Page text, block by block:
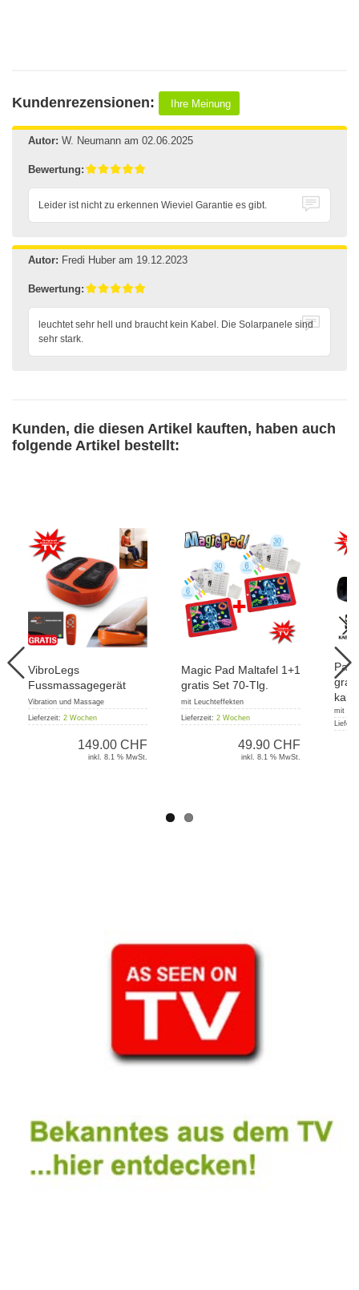
Kundenrezensionen: Ihre Meinung
Autor: W. Neumann am 02.06.2025
Bewertung:
Leider ist nicht zu erkennen Wieviel Garantie es gibt.
Autor: Fredi Huber am 19.12.2023
Bewertung:
leuchtet sehr hell und braucht kein Kabel. Die Solarpanele sind
sehr stark.
Kunden, die diesen Artikel kauften, haben auch
folgende Artikel bestellt:
VibroLegs
Fussmassagegerät
Vibration und Massage
Lieferzeit: 2 Wochen
149.00 CHF
inkl. 8.1 % MwSt.
Magic Pad Maltafel 1+1
gratis Set 70-Tlg.
mit Leuchteffekten
Lieferzeit: 2 Wochen
49.90 CHF
inkl. 8.1 % MwSt.
mit